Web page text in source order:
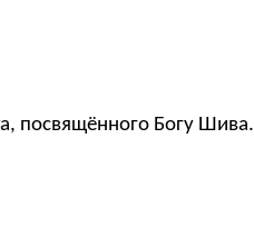
посвящённого Богу Шива.